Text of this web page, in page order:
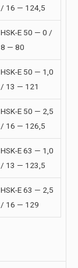
/ 16 — 124,5
HSK-E 50 — 0 /
8 — 80
HSK-E 50 — 1,0
/ 13 — 121
HSK-E 50 — 2,5
/ 16 — 126,5
HSK-E 63 — 1,0
/ 13 — 123,5
HSK-E 63 — 2,5
/ 16 — 129